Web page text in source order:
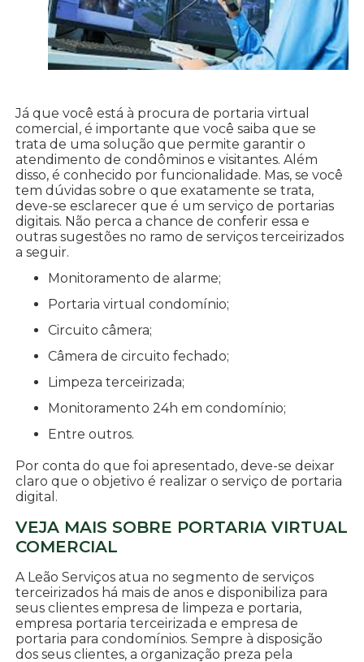
Já que você está à procura de portaria virtual
comercial, é importante que você saiba que se
trata de uma solução que permite garantir o
atendimento de condôminos e visitantes. Além
disso, é conhecido por funcionalidade. Mas, se você
tem dúvidas sobre o que exatamente se trata,
deve-se esclarecer que é um serviço de portarias
digitais. Não perca a chance de conferir essa e
outras sugestões no ramo de serviços terceirizados
a seguir.
monitoramento de alarme;
portaria virtual condomínio;
circuito câmera;
câmera de circuito fechado;
limpeza terceirizada;
monitoramento 24h em condomínio;
entre outros.
Por conta do que foi apresentado, deve-se deixar
claro que o objetivo é realizar o serviço de portaria
digital.
VEJA MAIS SOBRE PORTARIA VIRTUAL
COMERCIAL
A Leão Serviços atua no segmento de serviços
terceirizados há mais de anos e disponibiliza para
seus clientes empresa de limpeza e portaria,
empresa portaria terceirizada e empresa de
portaria para condomínios. Sempre à disposição
dos seus clientes, a organização preza pela